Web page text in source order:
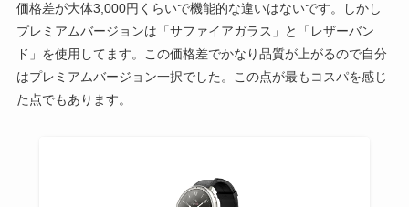
価格差が大体3,000円くらいで機能的な違いはないです。しかし
プレミアムバージョンは「サファイアガラス」と「レザーバン
ド」を使用してます。この価格差でかなり品質が上がるので自分
はプレミアムバージョン一択でした。この点が最もコスパを感じ
た点でもあります。